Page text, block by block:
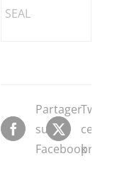
SEAL
Partager
sur
Facebook
Tweeter
ce
produit